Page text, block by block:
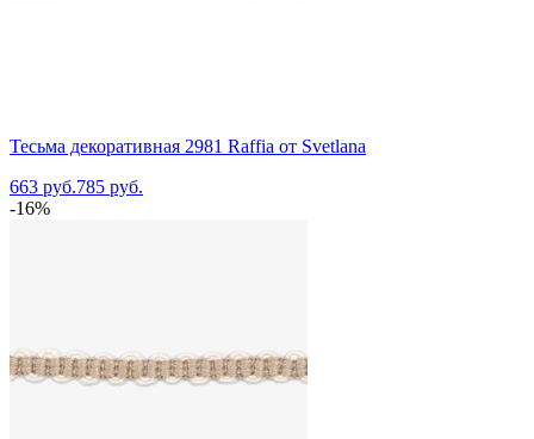
Тесьма декоративная 2981 Raffia от Svetlana
663 руб.785 руб.
-16%